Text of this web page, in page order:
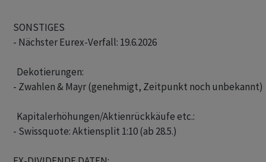
SONSTIGES
- Nächster Eurex-Verfall: 19.6.2026
  Dekotierungen:
- Zwahlen & Mayr (genehmigt, Zeitpunkt noch unbekannt)
  Kapitalerhöhungen/Aktienrückkäufe etc.:
- Swissquote: Aktiensplit 1:10 (ab 28.5.)